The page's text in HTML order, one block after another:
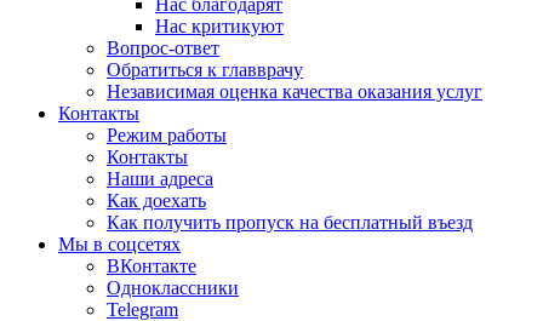
Нас благодарят
Нас критикуют
Вопрос-ответ
Обратиться к главврачу
Независимая оценка качества оказания услуг
Контакты
Режим работы
Контакты
Наши адреса
Как доехать
Как получить пропуск на бесплатный въезд
Мы в соцсетях
ВКонтакте
Одноклассники
Telegram